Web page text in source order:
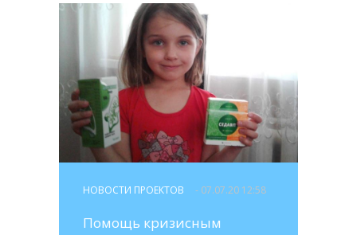
НОВОСТИ ПРОЕКТОВ - 07.07.20 12:58
Помощь кризисным